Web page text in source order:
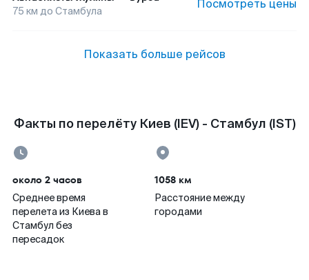
75 км до Стамбула Посмотреть цены
Показать больше рейсов
Факты по перелёту Киев (IEV) - Стамбул (IST)
около 2 часов
Среднее время
перелета из Киева в
Стамбул без
пересадок
1058 км
Расстояние между
городами